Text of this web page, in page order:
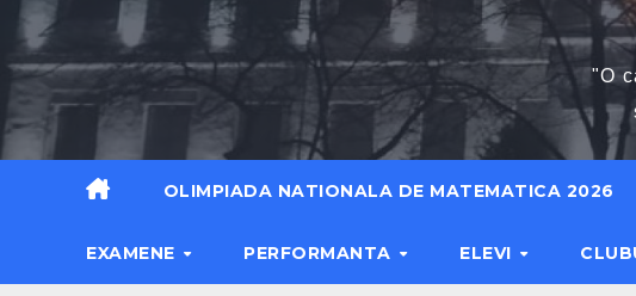
"O
OLIMPIADA NATIONALA DE MATEMATICA 2026
EXAMENE PERFORMANTA ELEVI